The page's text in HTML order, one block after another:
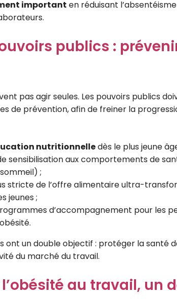
important en réduisant
publics :
pas agir seules. Les pouvoirs publics
de prévention, afin de freiner la
nutritionnelledès le plus jeune
sensibilisation aux comportements de
;
stricte de l’offre alimentaire ultra-
jeunes ;
d’accompagnement pour les
ont un double objectif : protéger la santé
du marché du travail.
au travail, un